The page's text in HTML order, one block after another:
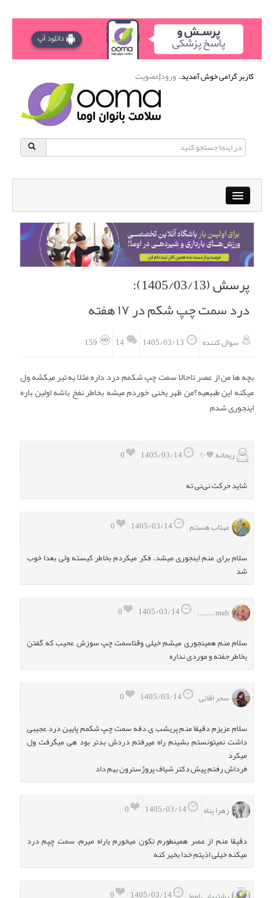
کاربر گرامی خوش آمدید.ورود|عضویت
Close
باشگاه آنلاین ورزشی اوما دانشنامه سلامت بانوان
پرسش و پاسخ انجمن متخصصین زنان و اوما
انتخاب نام کودک فهرست مواد غذایی
اپلیکیشن بارداری و کودک اوما تماس با ما
پرسش (1405/03/13):
درد سمت چپ شکم در ۱۷ هفته
14 سوال کننده
بچه ها من از عصر تاحالا سمت چپ شکمم درد داره مثلا یه تیر میکشه ول
میکنه این طبیعیه؟من ظهر یخنی خوردم میشه بخاطر نفخ باشه اولین باره
اینجوری شدم
0
ریحانه 💙✨
شاید حرکت نی‌نی ته
0
مهتاب هستم
سلام برای منم اینجوری میشد.‌ فکر میکردم بخاطر کیسته ولی بعدا خوب
شد
0
mah .......
سلام منم همینجوری میشم خیلی وقتاسمت چپ سوزش عحیب که گفتن
بخاطر جفته و موردی نداره
0
سحر اقائی
سلام عزیزم دقیقا منم پریشب ی دفه سمت چپ شکمم پایین درد عجیبی
داشت نمیتونستم بشینم راه میرفتم دردش بدتر بود هی میگرفت ول
میکرد
فرداش رفتم پیش دکتر شیاف پروژسترون بهم داد
0
زهرا پناه
دقیقا منم از عصر همینطورم تکون میخورم یاراه میرم، سمت چپم درد
میکنه خیلی اذیتم خدا بخیر کنه
0